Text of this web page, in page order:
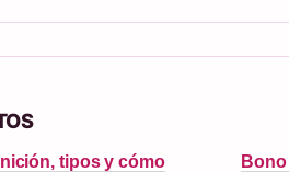
tipos y cómo